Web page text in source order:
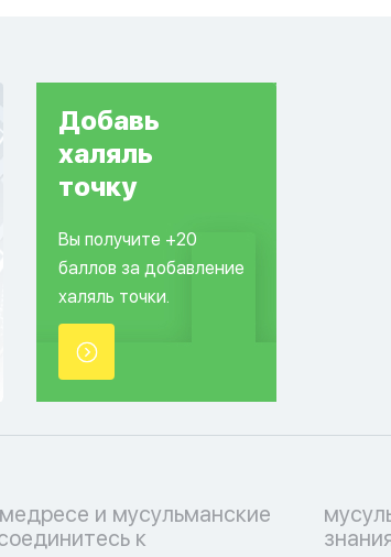
Добавь
халяль
точку
Вы получите +20
баллов за добавление
халяль точки.
и мусульманские
к
процессу, где